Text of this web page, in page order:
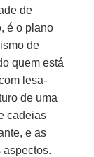
de
é o plano
de
quem está
lesa-
de uma
cadeias
e as
aspectos.